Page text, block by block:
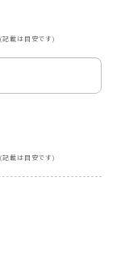
載は目安です)
載は目安です)